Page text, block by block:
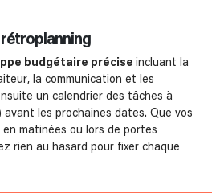
rétroplanning
budgétaire précise incluant la
la communication et les
un calendrier des tâches à
avant les prochaines dates. Que vos
matinées ou lors de portes
rien au hasard pour fixer chaque